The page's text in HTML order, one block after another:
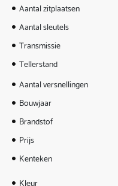
Aantal zitplaatsen
Aantal sleutels
Transmissie
Tellerstand
Aantal versnellingen
Bouwjaar
Brandstof
Prijs
Kenteken
Kleur